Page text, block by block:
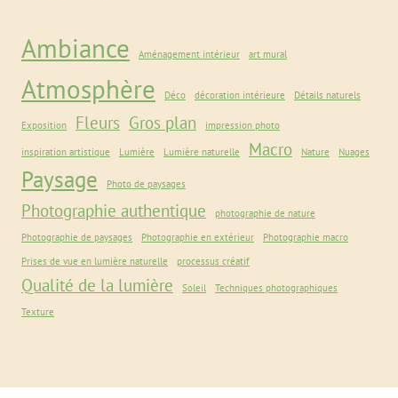
Ambiance Aménagement intérieur art mural
Atmosphère Déco décoration intérieure Détails naturels
Exposition Fleurs Gros plan impression photo
inspiration artistique Lumière Lumière naturelle Macro Nature Nuages
Paysage Photo de paysages
Photographie authentique
photographie de nature
Photographie de paysages
Photographie en extérieur
Photographie macro
Prises de vue en lumière naturelle
processus créatif
Qualité de la lumière Soleil
Techniques photographiques
Texture